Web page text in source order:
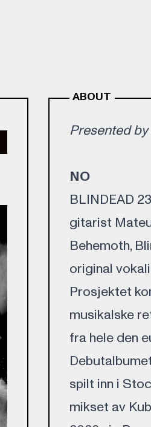
ABOUT
Presented
NO
BLINDEAD
gitarist
Behemoth,
original
Prosjektet
musikalske
fra hele den
spilt inn i
mikset av